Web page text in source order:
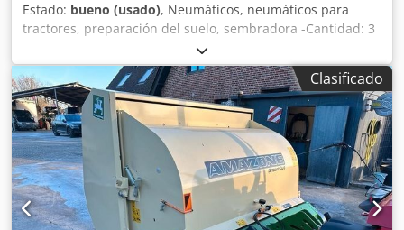
Estado: bueno (usado), Neumáticos, neumáticos para
tractores, preparación del suelo, sembradora -Cantidad: 3
neumáticos de una sembradora Amazone Crodpfxsb A E
Ufj Alxsf -Tamaño del neumático -Buje: Ø 40 mm -
Dimensión: Ø 750 -Precio total: por los 3 neumáticos -Peso:
51 kg/unidad
Clasificado